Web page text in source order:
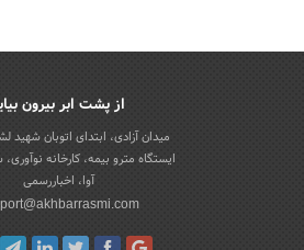
از پشت ابر بیرون
میدان آزادی، ابتدای اتوبان
ایستگاه مترو بیمه، کارخانه
آوا، اخباررسمی